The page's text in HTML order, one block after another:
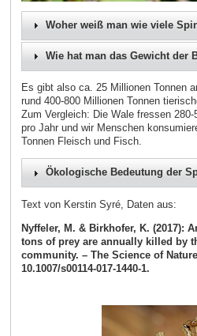
Woher weiß man wie viele
Wie hat man das Gewicht der
Es gibt also ca. 25 Millionen Tonnen
rund 400-800 Millionen Tonnen
Zum Vergleich: Die Wale fressen
pro Jahr und wir Menschen
Tonnen Fleisch und Fisch.
Ökologische Bedeutung der
Text von Kerstin Syré, Daten aus:
Nyffeler, M. & Birkhofer, K. (2017):
tons of prey are annually killed by
community. – The Science of Nature
10.1007/s00114-017-1440-1.